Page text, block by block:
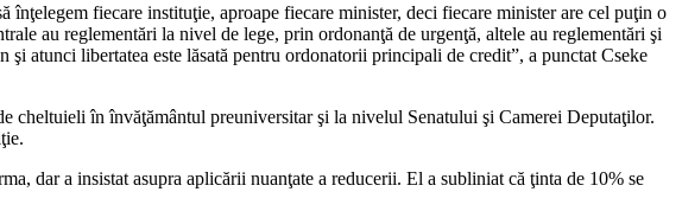
înţelegem fiecare instituţie, aproape fiecare minister, deci fiecare minister are cel puţin o
au reglementări la nivel de lege, prin ordonanţă de urgenţă, altele au reglementări şi
atunci libertatea este lăsată pentru ordonatorii principali de credit”, a punctat Cseke
cheltuieli în învăţământul preuniversitar şi la nivelul Senatului şi Camerei Deputaţilor.
dar a insistat asupra aplicării nuanţate a reducerii. El a subliniat că ţinta de 10% se